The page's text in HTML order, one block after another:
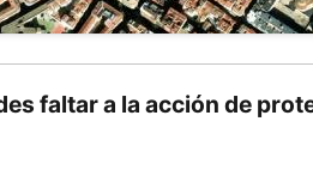
faltar a la acción de